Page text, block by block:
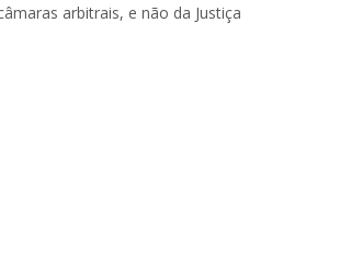
arbitrais, e não da Justiça